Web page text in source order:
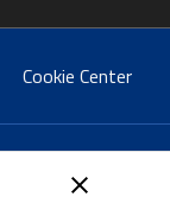
Cookie Center
06 68425433